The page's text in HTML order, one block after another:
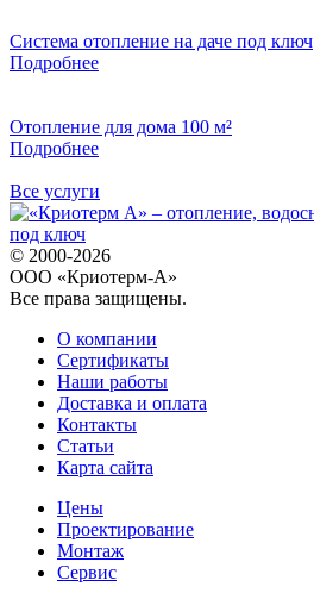
Система отопление на даче под ключ
Подробнее
Отопление для дома 100 м²
Подробнее
Все услуги
© 2000-2026
ООО «Криотерм-А»
Все права защищены.
О компании
Сертификаты
Наши работы
Доставка и оплата
Контакты
Статьи
Карта сайта
Цены
Проектирование
Монтаж
Сервис